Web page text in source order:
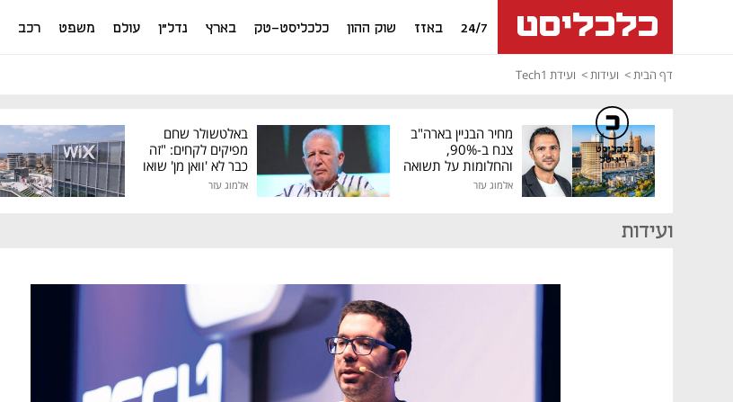
24/7 באזז שוק ההון כלכליסט-טק בארץ נדל"ן עולם משפט רכב
דף הבית ועידות ועידת Tech1
מחיר הבניין בארה"ב
צנח ב-90%,
והחלומות על תשואה
גבוהה התנפצו
אלמוג עזר
באלטשולר שחם
מפיקים לקחים: "זה
כבר לא 'וואן מן' שואו
של גילעד"
אלמוג עזר
ועידות
כלכליסט
דיגיטל